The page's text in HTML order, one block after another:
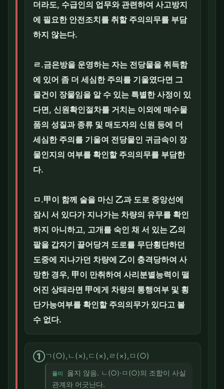
더라도, 수급인의 업무와 관련하여 사고방지
에 필요한 안전조치를 취할 주의의무를 부담
하지 않는다.
ㄹ.금은방을 운영하는 자는 전당물을 취득함
에 있어 좀 더 세심한 주의를 기울였다면 그
물건이 장물임을 알 수 있는 특별한 사정이 있
다면, 신원확인절차를 거치는 이외에 매수물
품의 성질과 종류 및 매도자의 신원 등에 더
세심한 주의를 기울여 전당물인 귀금속이 장
물인지의 여부를 확인할 주의의무를 부담한
다.
ㅁ.甲이 함께 술을 마신 乙과 도로 중앙선에
잠시 서 있다가 지나가는 차량의 유무를 확인
하지 아니하고, 고개를 숙인 채 서 있는 乙의
팔을 갑자기 끌어당겨 도로를 무단횡단하던
도중에 지나가던 차량에 乙이 충격당하여 사
망한 경우, 甲이 만취하여 사리분별능력이 떨
어진 상태라면 甲에게 차량의 통행여부 및 횡
단가능여부를 확인할 주의의무가 있다고 볼
수 없다.
①ㄱ(○),ㄴ(×),ㄷ(×),ㄹ(×),ㅁ(○)
풀이
옳지 않음. ㄴ(○)·ㅁ(○)의 조합이 사실
관계와 어긋난다.